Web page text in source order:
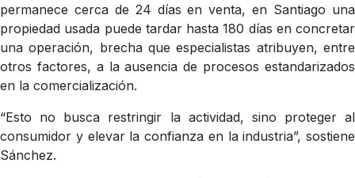
permanece cerca de 24 días en venta, en Santiago una
propiedad usada puede tardar hasta 180 días en concretar
una operación, brecha que especialistas atribuyen, entre
otros factores, a la ausencia de procesos estandarizados
en la comercialización.
“Esto no busca restringir la actividad, sino proteger al
consumidor y elevar la confianza en la industria”, sostiene
Sánchez.